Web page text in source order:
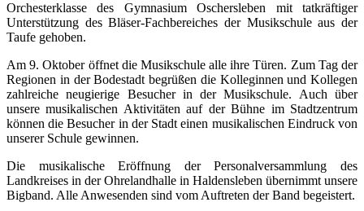
Orchesterklasse des Gymnasium Oschersleben mit tatkräftiger
Unterstützung des Bläser-Fachbereiches der Musikschule aus der
Taufe gehoben.
Am 9. Oktober öffnet die Musikschule alle ihre Türen. Zum Tag der
Regionen in der Bodestadt begrüßen die Kolleginnen und Kollegen
zahlreiche neugierige Besucher in der Musikschule. Auch über
unsere musikalischen Aktivitäten auf der Bühne im Stadtzentrum
können die Besucher in der Stadt einen musikalischen Eindruck von
unserer Schule gewinnen.
Die musikalische Eröffnung der Personalversammlung des
Landkreises in der Ohrelandhalle in Haldensleben übernimmt unsere
Bigband. Alle Anwesenden sind vom Auftreten der Band begeistert.